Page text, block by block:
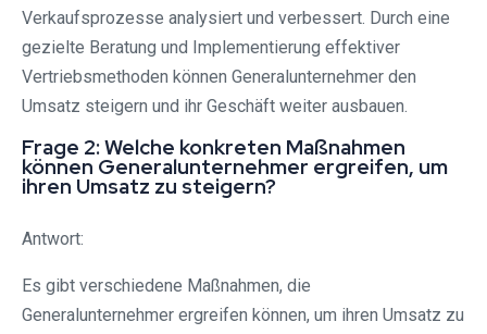
Verkaufsprozesse analysiert und verbessert. Durch eine
gezielte Beratung und Implementierung effektiver
Vertriebsmethoden können Generalunternehmer den
Umsatz steigern und ihr Geschäft weiter ausbauen.
Frage 2: Welche konkreten Maßnahmen
können Generalunternehmer ergreifen, um
ihren Umsatz zu steigern?
Antwort:
Es gibt verschiedene Maßnahmen, die
Generalunternehmer ergreifen können, um ihren Umsatz zu